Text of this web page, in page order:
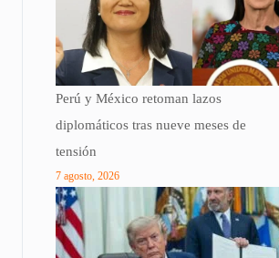
Perú y México retoman lazos
diplomáticos tras nueve meses de
tensión
7 agosto, 2026